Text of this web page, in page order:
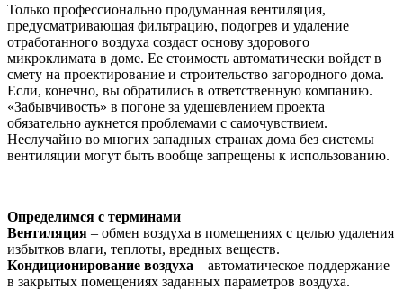
Только профессионально продуманная вентиляция,
предусматривающая фильтрацию, подогрев и удаление
отработанного воздуха создаст основу здорового
микроклимата в доме. Ее стоимость автоматически войдет в
смету на проектирование и строительство загородного дома.
Если, конечно, вы обратились в ответственную компанию.
«Забывчивость» в погоне за удешевлением проекта
обязательно аукнется проблемами с самочувствием.
Неслучайно во многих западных странах дома без системы
вентиляции могут быть вообще запрещены к использованию.
Определимся с терминами
Вентиляция – обмен воздуха в помещениях с целью удаления
избытков влаги, теплоты, вредных веществ.
Кондиционирование воздуха – автоматическое поддержание
в закрытых помещениях заданных параметров воздуха.